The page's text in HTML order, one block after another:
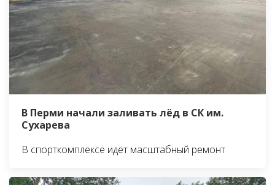
В Перми начали заливать лёд в СК им.
Сухарева
В спорткомплексе идёт масштабный ремонт